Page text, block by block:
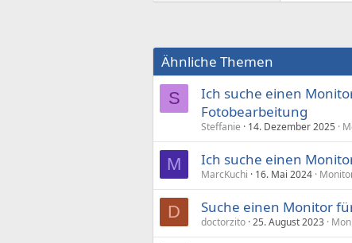
Ähnliche Themen
S
Ich suche einen
Fotobearbeitung
Steffanie 14. Dezember 2025
M Ich suche einen
MarcKuchi 16. Mai 2024
D Suche einen Monitor
doctorzito 25. August 2023